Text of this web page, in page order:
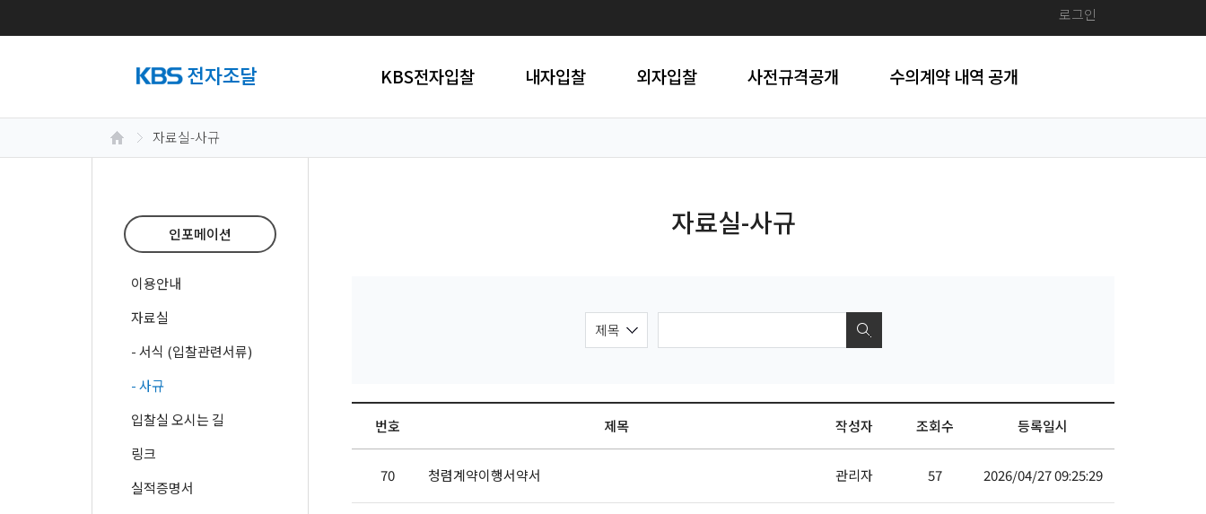
로그인
KBS전자입찰 내자입찰 외자입찰 사전규격공개 수의계약 내역 공개
자료실-사규
인포메이션
이용안내
자료실
- 서식 (입찰관련서류)
- 사규
입찰실 오시는 길
링크
실적증명서
자료실-사규
번호 제목 작성자 조회수 등록일시
70 청렴계약이행서약서 관리자 57 2026/04/27 09:25:29